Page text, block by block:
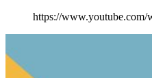
https://
share
share